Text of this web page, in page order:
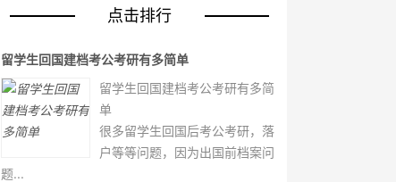
点击排行
留学生回国建档考公考研有多简单
留学生回国建档考公考研有多简
单
很多留学生回国后考公考研，落
户等等问题，因为出国前档案问
题...